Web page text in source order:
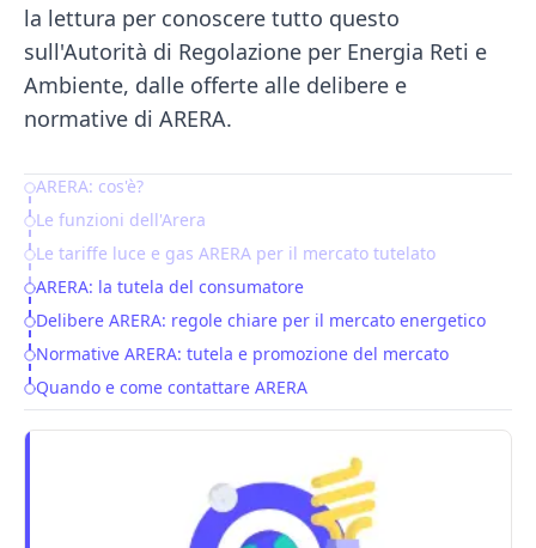
la lettura per conoscere tutto questo
sull'Autorità di Regolazione per Energia Reti e
Ambiente, dalle offerte alle delibere e
normative di ARERA.
Table of Contents
ARERA: cos'è?
Le funzioni dell'Arera
Le tariffe luce e gas ARERA per il mercato tutelato
ARERA: la tutela del consumatore
Delibere ARERA: regole chiare per il mercato energetico
Normative ARERA: tutela e promozione del mercato
Quando e come contattare ARERA